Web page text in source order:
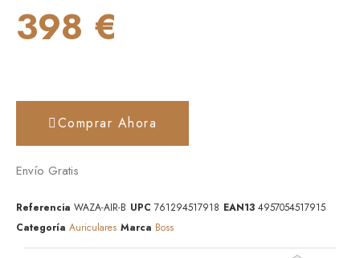
398 €
Comprar Ahora
Envío Gratis
Referencia WAZA-AIR-B UPC 761294517918 EAN13 4957054517915
Categoría Auriculares Marca Boss